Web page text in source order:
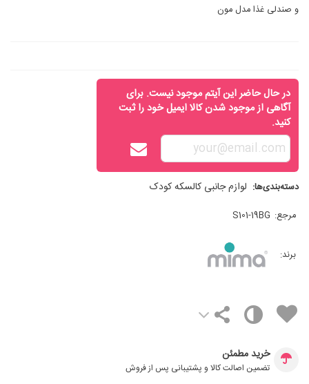
و صندلی غذا مدل مون
در حال حاضر این آیتم موجود نیست. برای
آگاهی از موجود شدن کالا ایمیل خود را ثبت
کنید.
دسته‌بندی‌ها: لوازم جانبی کالسکه کودک
مرجع: S101-19BG
برند:
خرید مطمئن
تضمین اصالت کالا و پشتیبانی پس از فروش